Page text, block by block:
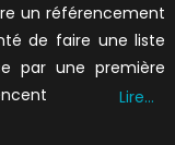
un référencement
de faire une liste
par une première
Lire…